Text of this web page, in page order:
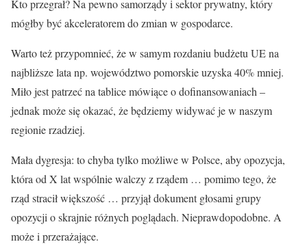
Kto przegrał? Na pewno samorządy i sektor prywatny, który
mógłby być akceleratorem do zmian w gospodarce.
Warto też przypomnieć, że w samym rozdaniu budżetu UE na
najbliższe lata np. województwo pomorskie uzyska 40% mniej.
Miło jest patrzeć na tablice mówiące o dofinansowaniach –
jednak może się okazać, że będziemy widywać je w naszym
regionie rzadziej.
Mała dygresja: to chyba tylko możliwe w Polsce, aby opozycja,
która od X lat wspólnie walczy z rządem … pomimo tego, że
rząd stracił większość … przyjął dokument głosami grupy
opozycji o skrajnie różnych poglądach. Nieprawdopodobne. A
może i przerażające.